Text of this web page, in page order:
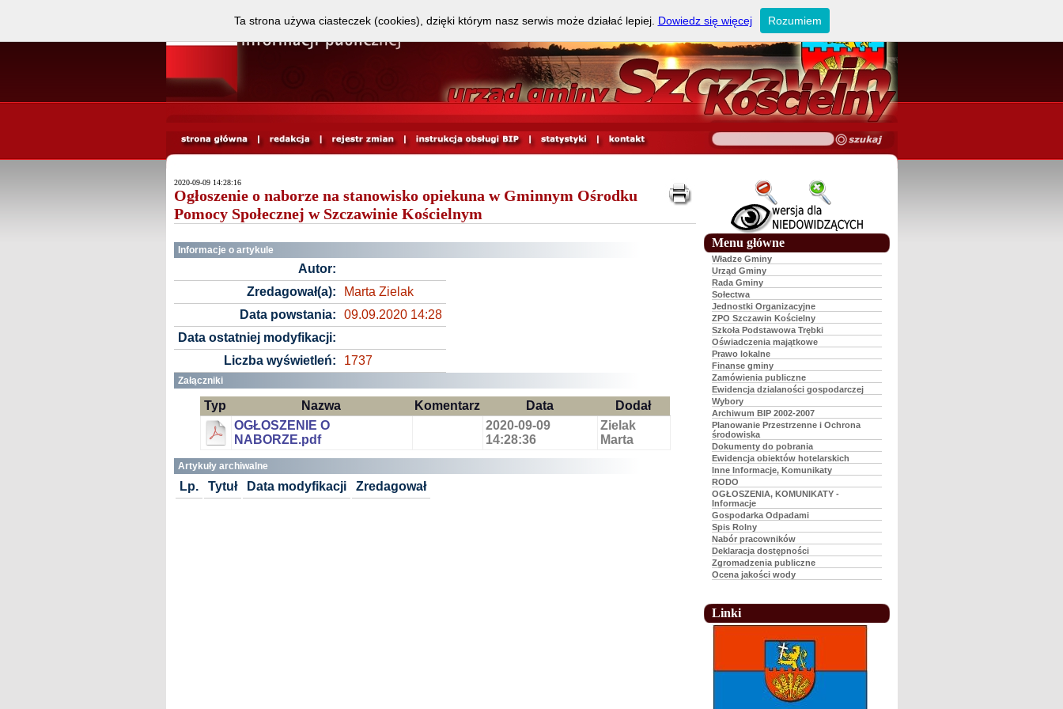
2020-09-09 14:28:16
Ogłoszenie o naborze na stanowisko opiekuna w Gminnym Ośrodku
Pomocy Społecznej w Szczawinie Kościelnym
Informacje o artykule
Autor:
Zredagował(a):
Marta Zielak
Data powstania:
09.09.2020 14:28
Data ostatniej modyfikacji:
Liczba wyświetleń:
1737
Załączniki
Typ Nazwa Komentarz Data
Dodał
OGŁOSZENIE O
NABORZE.pdf
2020-09-09
14:28:36
Zielak
Marta
Artykuły archiwalne
Lp. Tytuł Data modyfikacji Zredagował
Menu główne
Władze Gminy
Urząd Gminy
Rada Gminy
Sołectwa
Jednostki Organizacyjne
ZPO Szczawin Kościelny
Szkoła Podstawowa Trębki
Oświadczenia majątkowe
Prawo lokalne
Finanse gminy
Zamówienia publiczne
Ewidencja dzialaności gospodarczej
Wybory
Archiwum BIP 2002-2007
Planowanie Przestrzenne i Ochrona
środowiska
Dokumenty do pobrania
Ewidencja obiektów hotelarskich
Inne Informacje, Komunikaty
RODO
OGŁOSZENIA, KOMUNIKATY -
Informacje
Gospodarka Odpadami
Spis Rolny
Nabór pracowników
Deklaracja dostępności
Zgromadzenia publiczne
Ocena jakości wody
Linki
Ta strona używa ciasteczek (cookies), dzięki którym nasz serwis może działać lepiej. Dowiedz się więcej Rozumiem